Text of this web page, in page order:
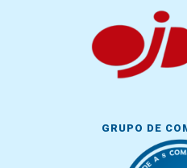
GRUPO DE